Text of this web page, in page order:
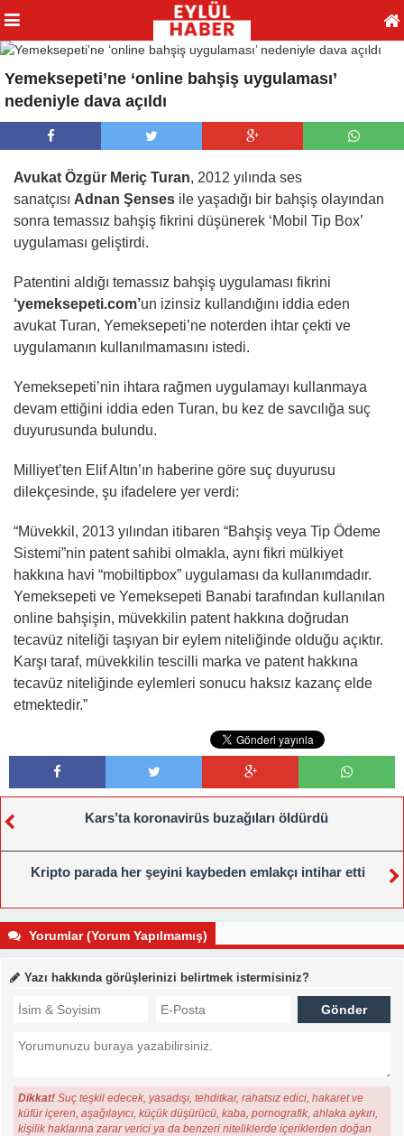
Yemeksepeti’ne ‘online bahşiş uygulaması’
nedeniyle dava açıldı
Avukat Özgür Meriç Turan, 2012 yılında ses
sanatçısı Adnan Şenses ile yaşadığı bir bahşiş olayından
sonra temassız bahşiş fikrini düşünerek ‘Mobil Tip Box’
uygulaması geliştirdi.
Patentini aldığı temassız bahşiş uygulaması fikrini
‘yemeksepeti.com’un izinsiz kullandığını iddia eden
avukat Turan, Yemeksepeti’ne noterden ihtar çekti ve
uygulamanın kullanılmamasını istedi.
Yemeksepeti’nin ihtara rağmen uygulamayı kullanmaya
devam ettiğini iddia eden Turan, bu kez de savcılığa suç
duyurusunda bulundu.
Milliyet’ten Elif Altın’ın haberine göre suç duyurusu
dilekçesinde, şu ifadelere yer verdi:
“Müvekkil, 2013 yılından itibaren “Bahşiş veya Tip Ödeme
Sistemi”nin patent sahibi olmakla, aynı fikri mülkiyet
hakkına havi “mobiltipbox” uygulaması da kullanımdadır.
Yemeksepeti ve Yemeksepeti Banabi tarafından kullanılan
online bahşişin, müvekkilin patent hakkına doğrudan
tecavüz niteliği taşıyan bir eylem niteliğinde olduğu açıktır.
Karşı taraf, müvekkilin tescilli marka ve patent hakkına
tecavüz niteliğinde eylemleri sonucu haksız kazanç elde
etmektedir.”
Kars’ta koronavirüs buzağıları öldürdü
Kripto parada her şeyini kaybeden emlakçı intihar etti
Yorumlar (Yorum Yapılmamış)
Yazı hakkında görüşlerinizi belirtmek istermisiniz?
Dikkat! Suç teşkil edecek, yasadışı, tehditkar, rahatsız edici, hakaret ve
küfür içeren, aşağılayıcı, küçük düşürücü, kaba, pornografik, ahlaka aykırı,
kişilik haklarına zarar verici ya da benzeri niteliklerde içeriklerden doğan